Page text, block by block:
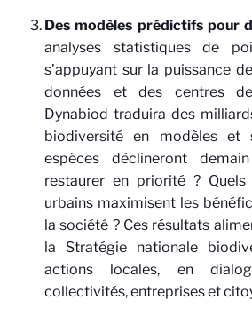
Des modèles prédictifs pour
analyses statistiques de
s’appuyant sur la puissance
données et des centres
Dynabiod traduira des
biodiversité en modèles et
espèces déclineront
restaurer en priorité ?
urbains maximisent les
la société ? Ces résultats
la Stratégie nationale
actions locales, en
collectivités, entreprises et